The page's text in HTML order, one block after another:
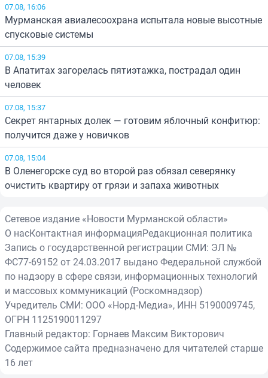
07.08, 16:06
Мурманская авиалесоохрана испытала новые высотные
спусковые системы
07.08, 15:39
В Апатитах загорелась пятиэтажка, пострадал один
человек
07.08, 15:37
Секрет янтарных долек — готовим яблочный конфитюр:
получится даже у новичков
07.08, 15:04
В Оленегорске суд во второй раз обязал северянку
очистить квартиру от грязи и запаха животных
Сетевое издание «Новости Мурманской области»
О насКонтактная информацияРедакционная политика
Запись о государственной регистрации СМИ: ЭЛ №
ФС77-69152 от 24.03.2017 выдано Федеральной службой
по надзору в сфере связи, информационных технологий
и массовых коммуникаций (Роскомнадзор)
Учредитель СМИ: ООО «Норд-Медиа», ИНН 5190009745,
ОГРН 1125190011297
Главный редактор: Горнаев Максим Викторович
Содержимое сайта предназначено для читателей старше
16 лет